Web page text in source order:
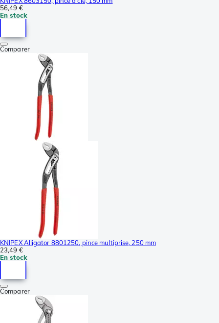
56,49 €
En stock
Comparer
KNIPEX Alligator 8801250, pince multiprise, 250 mm
23,49 €
En stock
Comparer